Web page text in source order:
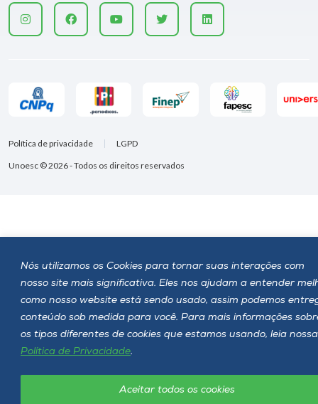
Nós utilizamos os Cookies para tornar suas interações com
nosso site mais significativa. Eles nos ajudam a entender
como nosso website está sendo usado, assim podemos
conteúdo sob medida para você. Para mais informações
os tipos diferentes de cookies que estamos usando, leia nossa
Política de Privacidade.
Aceitar todos os cookies
Unoesc © 2026 - Todos os direitos reservados
Política de privacidade LGPD